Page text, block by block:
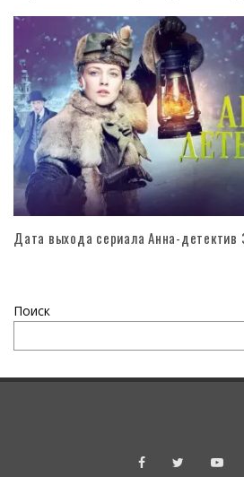
Дата выхода сериала Анна-детектив
Поиск